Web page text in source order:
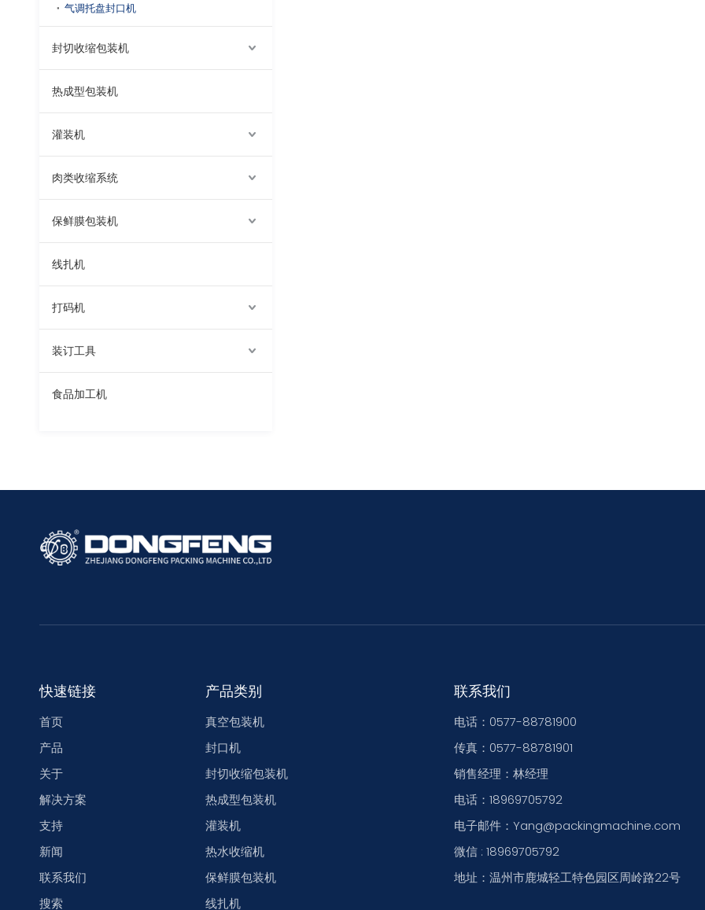
气调托盘封口机
封切收缩包装机
热成型包装机
灌装机
肉类收缩系统
保鲜膜包装机
线扎机
打码机
装订工具
食品加工机
快速链接
首页
产品
关于
解决方案
支持
新闻
联系我们
搜索
产品类别
真空包装机
封口机
封切收缩包装机
热成型包装机
灌装机
热水收缩机
保鲜膜包装机
线扎机
联系我们
电话：0577-88781900
传真：0577-88781901
销售经理：林经理
电话：18969705792
电子邮件：Yang@packingmachine.com
微信 : 18969705792
地址：温州市鹿城轻工特色园区周岭路22号